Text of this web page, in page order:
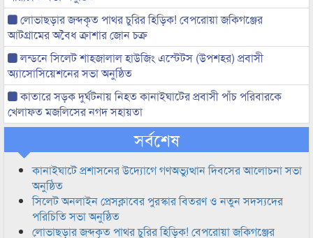
লোভাছড়ার জব্দকৃত পাথর চুরির হিড়িক! বেপরোয়া জকিগঞ্জের
আটগ্রামের অবৈধ ক্রাশার জোন চক্র
লন্ডনে সিলেট শাহজালাল হাউজিং এস্টেটস (উপশহর) প্রবাসী
অ্যাসোসিয়েশনের সভা অনুষ্ঠিত
কাতারে সড়ক দুর্ঘটনায় নিহত কানাইঘাটের প্রবাসী পাঁচ পরিবারকে
খেলাফত মজলিসের নগদ সহায়তা
সর্বশেষ
কানাইঘাটে প্রশাসনের উদ্যোগে গণঅভ্যুত্থান দিবসের আলোচনা সভা
অনুষ্ঠিত
সিলেট অনলাইন প্রেসক্লাবের পুরস্কার বিতরণ ও নতুন সদস্যদের
পরিচিতি সভা অনুষ্ঠিত
লোভাছড়ার জব্দকৃত পাথর চুরির হিড়িক! বেপরোয়া জকিগঞ্জের